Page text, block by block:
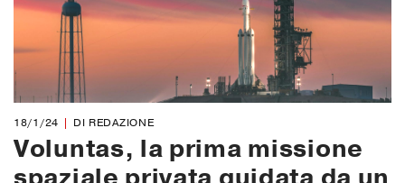
18/1/24 DI REDAZIONE
Voluntas, la prima missione